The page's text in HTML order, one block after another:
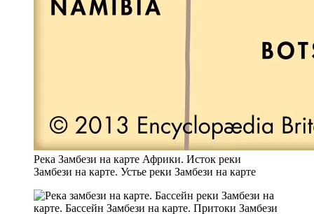
Река Замбези на карте Африки. Исток реки
Замбези на карте. Устье реки Замбези на карте